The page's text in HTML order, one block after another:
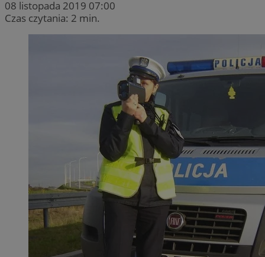
08 listopada 2019 07:00
Czas czytania: 2 min.